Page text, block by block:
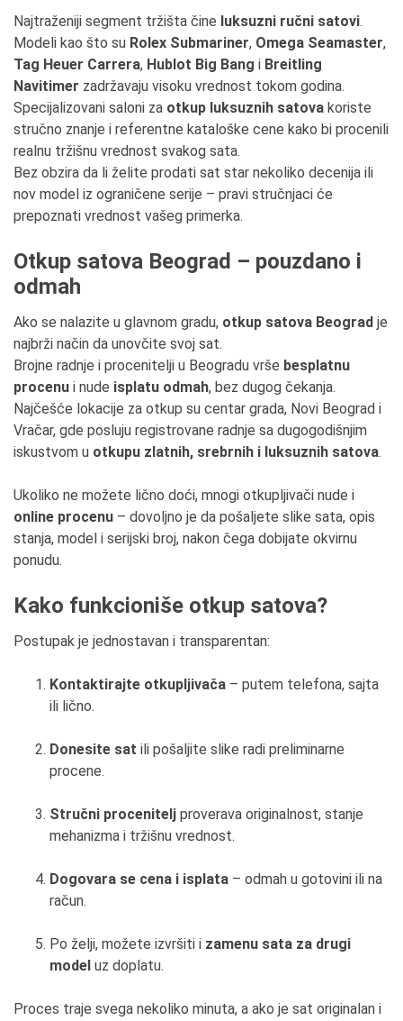
Najtraženiji segment tržišta čine luksuzni ručni satovi.
Modeli kao što su Rolex Submariner, Omega Seamaster,
Tag Heuer Carrera, Hublot Big Bang i Breitling
Navitimer zadržavaju visoku vrednost tokom godina.
Specijalizovani saloni za otkup luksuznih satova koriste
stručno znanje i referentne kataloške cene kako bi procenili
realnu tržišnu vrednost svakog sata.
Bez obzira da li želite prodati sat star nekoliko decenija ili
nov model iz ograničene serije – pravi stručnjaci će
prepoznati vrednost vašeg primerka.
Otkup satova Beograd – pouzdano i
odmah
Ako se nalazite u glavnom gradu, otkup satova Beograd je
najbrži način da unovčite svoj sat.
Brojne radnje i procenitelji u Beogradu vrše besplatnu
procenu i nude isplatu odmah, bez dugog čekanja.
Najčešće lokacije za otkup su centar grada, Novi Beograd i
Vračar, gde posluju registrovane radnje sa dugogodišnjim
iskustvom u otkupu zlatnih, srebrnih i luksuznih satova.
Ukoliko ne možete lično doći, mnogi otkupljivači nude i
online procenu – dovoljno je da pošaljete slike sata, opis
stanja, model i serijski broj, nakon čega dobijate okvirnu
ponudu.
Kako funkcioniše otkup satova?
Postupak je jednostavan i transparentan:
Kontaktirajte otkupljivača – putem telefona, sajta
ili lično.
Donesite sat ili pošaljite slike radi preliminarne
procene.
Stručni procenitelj proverava originalnost, stanje
mehanizma i tržišnu vrednost.
Dogovara se cena i isplata – odmah u gotovini ili na
račun.
Po želji, možete izvršiti i zamenu sata za drugi
model uz doplatu.
Proces traje svega nekoliko minuta, a ako je sat originalan i